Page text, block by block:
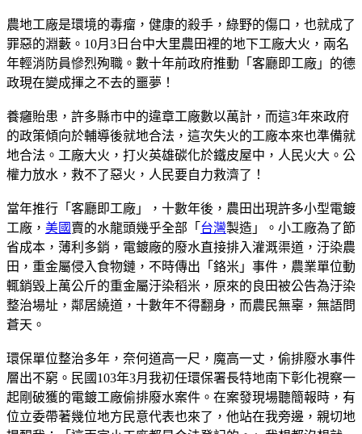
農地工廠是環境的毒瘤，健康的殺手，綠野的傷口，也就成了
罪惡的淵藪。10月3日台中大里農田裡的地下工廠大火，兩名
年輕消防員慘烈殉職。數十年前政府推動「客廳即工廠」的德
政現在變成揮之不去的噩夢！
養癰貽患，許多縣市中的違章工廠數以萬計，而這3年來政府
的政策傾向於輔導後就地合法，這次失火的工廠本來也準備就
地合法。工廠大火，打火英雄碳化於鐵皮屋中，人民火大。公
權力放水，救不了惡火，人民要自力救濟了！
當年推行「客廳即工廠」，十數年後，農田出現許多小型電鍍
工廠， 美國 賣的水龍頭幾乎全部「 台灣製造」。小工廠為了節
省成本，薄利多銷，電鍍廠的廢水直接排入灌溉渠道，汙染農
田，重金屬侵入食物鏈，不時傳出「鉻米」事件，農業單位動
輒銷毀上萬公斤的重金屬汙染稻米，原來的良田被公告為汙染
整治場址，鄰居繞道，十數年不得翻身，而農民無辜，無語問
蒼天。
環保單位整治多年，奈何道高一尺，魔高一丈，偷排廢水事件
層出不窮。民國103年3月我初任環保署長特地南下彰化視察一
起剛破獲的電鍍工廠偷排廢水案件。在案發現場聽簡報時，有
位立委帶著幾位地方民意代表也來了，他站在我旁邊，親切地